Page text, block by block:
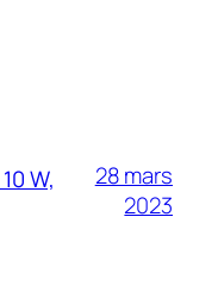
W,
28 mars
2023